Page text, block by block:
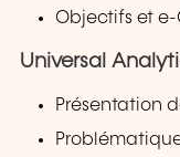
Objectifs et
Universal
Présentation